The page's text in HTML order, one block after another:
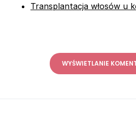
Transplantacja włosów u
WYŚWIETLANIE